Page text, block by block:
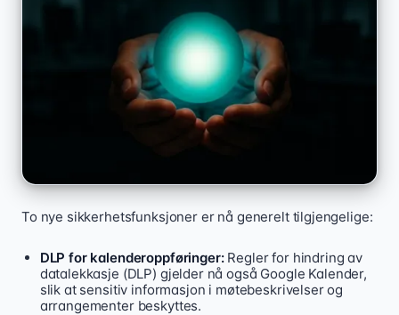
To nye sikkerhetsfunksjoner er nå generelt tilgjengelige:
DLP for kalenderoppføringer:Regler for hindring av
datalekkasje (DLP) gjelder nå også Google Kalender,
slik at sensitiv informasjon i møtebeskrivelser og
arrangementer beskyttes.